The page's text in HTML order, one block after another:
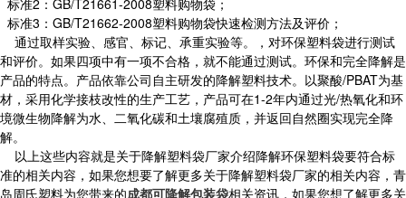
标准3：GB/T21662-2008塑料购物袋快速检测方法及评价；
通过取样实验、感官、标记、承重实验等。，对环保塑料袋进行测试
和评价。如果四项中有一项不合格，就不能通过测试。环保和完全降解是
产品的特点。产品依靠公司自主研发的降解塑料技术。以聚酸/PBAT为基
材，采用化学接枝改性的生产工艺，产品可在1-2年内通过光/热氧化和环
境微生物降解为水、二氧化碳和土壤腐殖质，并返回自然圈实现完全降
解。
以上这些内容就是关于降解塑料袋厂家介绍降解环保塑料袋要符合标
准的相关内容，如果您想要了解更多关于降解塑料袋厂家的相关内容，青
岛周氏塑料为您带来的成都可降解包装袋相关资讯，如果您想了解更多关